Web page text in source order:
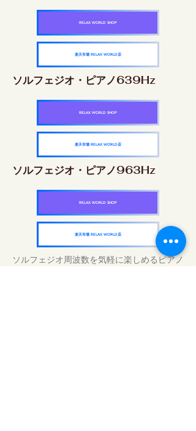
RELAX WORLD SHOP
楽天市場 RELAX WORLD店
ソルフェジオ・ピアノ639Hz
RELAX WORLD SHOP
楽天市場 RELAX WORLD店
ソルフェジオ・ピアノ963Hz
RELAX WORLD SHOP
楽天市場 RELAX WORLD店
ソルフェジオ周波数を気軽に楽しめるピアノ